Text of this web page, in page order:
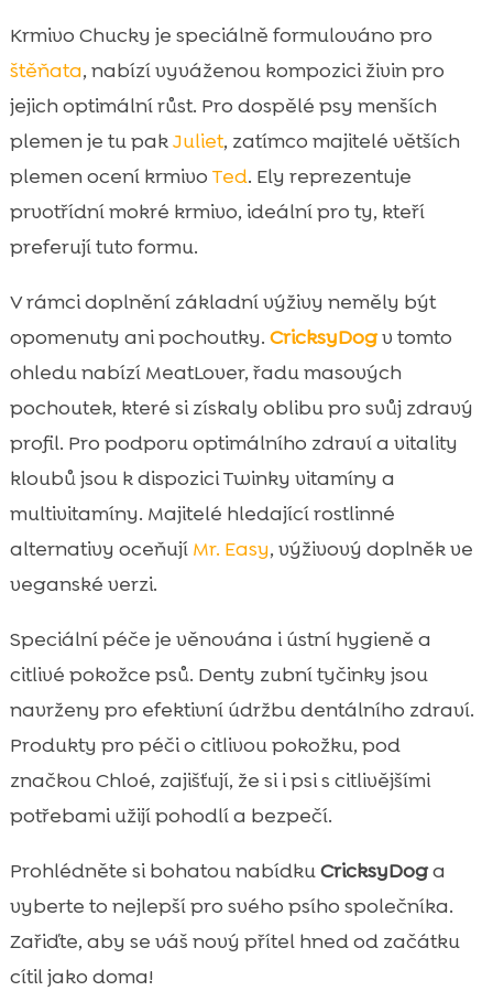
Krmivo Chucky je speciálně formulováno pro
štěňata, nabízí vyváženou kompozici živin pro
jejich optimální růst. Pro dospělé psy menších
plemen je tu pakJuliet, zatímco majitelé větších
plemen ocení krmivo Ted. Ely reprezentuje
prvotřídní mokré krmivo, ideální pro ty, kteří
preferují tuto formu.
V rámci doplnění základní výživy neměly být
opomenuty ani pochoutky. CricksyDogv tomto
ohledu nabízí MeatLover, řadu masových
pochoutek, které si získaly oblibu pro svůj zdravý
profil. Pro podporu optimálního zdraví a vitality
kloubů jsou k dispozici Twinky vitamíny a
multivitamíny. Majitelé hledající rostlinné
alternativy oceňují Mr. Easy, výživový doplněk ve
veganské verzi.
Speciální péče je věnována i ústní hygieně a
citlivé pokožce psů. Denty zubní tyčinky jsou
navrženy pro efektivní údržbu dentálního zdraví.
Produkty pro péči o citlivou pokožku, pod
značkou Chloé, zajišťují, že si i psi s citlivějšími
potřebami užijí pohodlí a bezpečí.
Prohlédněte si bohatou nabídkuCricksyDoga
vyberte to nejlepší pro svého psího společníka.
Zařiďte, aby se váš nový přítel hned od začátku
cítil jako doma!